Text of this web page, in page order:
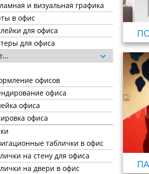
и визуальная графика
в офис
для офиса
для офиса
офисов
офиса
офиса
офиса
таблички в офис
на стену для офиса
на двери в офис